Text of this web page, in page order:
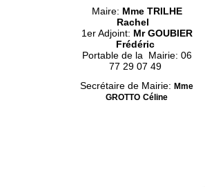
Maire: Mme TRILHE
Rachel
1er Adjoint: Mr GOUBIER
Frédéric
Portable de la Mairie: 06
77 29 07 49
Secrétaire de Mairie: Mme
GROTTO Céline